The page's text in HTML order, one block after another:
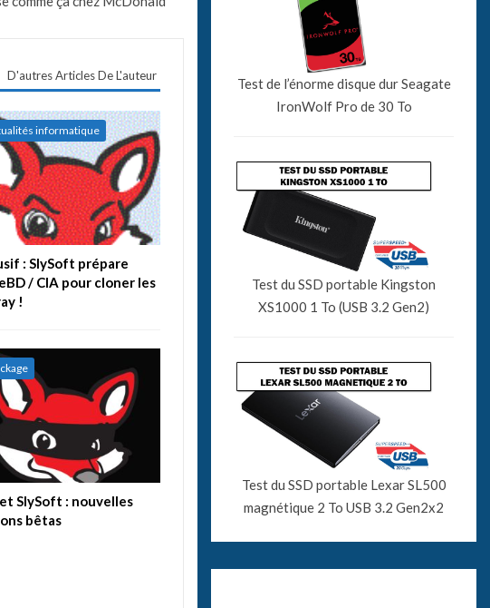
D'autres Articles De L'auteur
informatique
: SlySoft prépare
/ CIA pour cloner les
!
SlySoft : nouvelles
bêtas
Test de l’énorme disque dur Seagate
IronWolf Pro de 30 To
Test du SSD portable Kingston
XS1000 1 To (USB 3.2 Gen2)
Test du SSD portable Lexar SL500
magnétique 2 To USB 3.2 Gen2x2